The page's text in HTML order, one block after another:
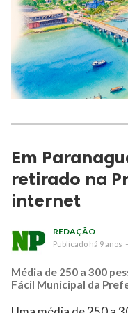
Em
retirado na
internet
REDAÇÃO
Publicado há 9 anos
Média de 250 a 300
Fácil Municipal da